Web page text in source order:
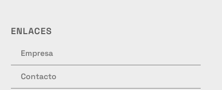
ENLACES
Empresa
Contacto